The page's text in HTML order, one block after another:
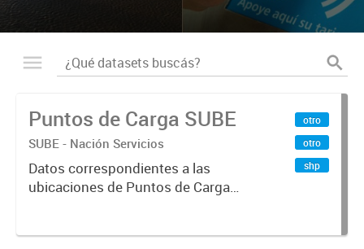
Puntos de Carga SUBE
SUBE - Nación Servicios
Datos correspondientes a las
ubicaciones de Puntos de Carga
otro
otro
shp